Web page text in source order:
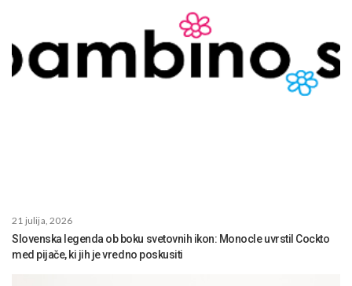
21 julija, 2026
Slovenska legenda ob boku svetovnih ikon: Monocle uvrstil Cockto
med pijače, ki jih je vredno poskusiti